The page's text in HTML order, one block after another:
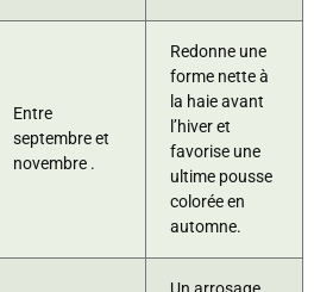
Entre
septembre et
novembre .
Redonne une
forme nette à
la haie avant
l’hiver et
favorise une
ultime pousse
colorée en
automne.
Un arrosage